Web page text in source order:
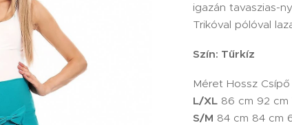
igazán tavaszias-
Trikóval pólóval
Szín: Tűrkíz
Méret Hossz
L/XL 86 cm 92 cm
S/M 84 cm 84 cm